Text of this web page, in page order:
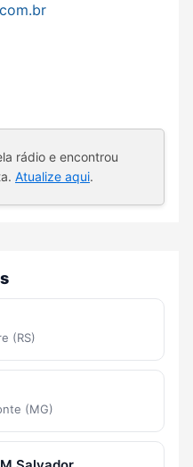
rádio e encontrou
Atualize aqui.
(RS)
(MG)